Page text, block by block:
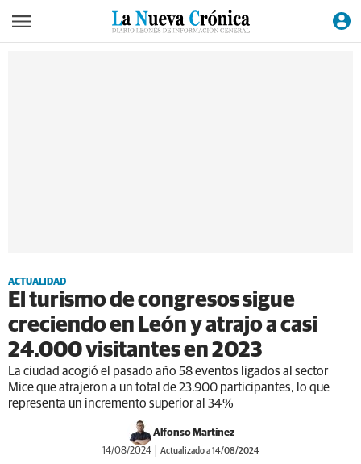
ACTUALIDAD
El turismo de congresos sigue
creciendo en León y atrajo a casi
24.000 visitantes en 2023
La ciudad acogió el pasado año 58 eventos ligados al sector
Mice que atrajeron a un total de 23.900 participantes, lo que
representa un incremento superior al 34 %
Alfonso Martínez
14/08/2024 Actualizado a 14/08/2024